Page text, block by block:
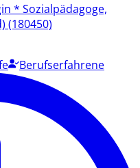
* Sozialpädagoge,
(180450)
Berufserfahrene